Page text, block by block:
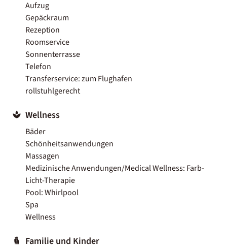
Aufzug
Gepäckraum
Rezeption
Roomservice
Sonnenterrasse
Telefon
Transferservice: zum Flughafen
rollstuhlgerecht
Wellness
Bäder
Schönheitsanwendungen
Massagen
Medizinische Anwendungen/Medical Wellness: Farb-
Licht-Therapie
Pool: Whirlpool
Spa
Wellness
Familie und Kinder